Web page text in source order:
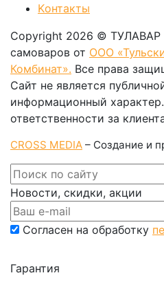
Kонтакты
Copyright 2026 © ТУЛАВАР
самоваров от ООО
Комбинат». Все права
Сайт не является
информационный
ответственности за
CROSS MEDIA – Создание и
Новости, скидки, акции
Согласен на обработку
Гарантия